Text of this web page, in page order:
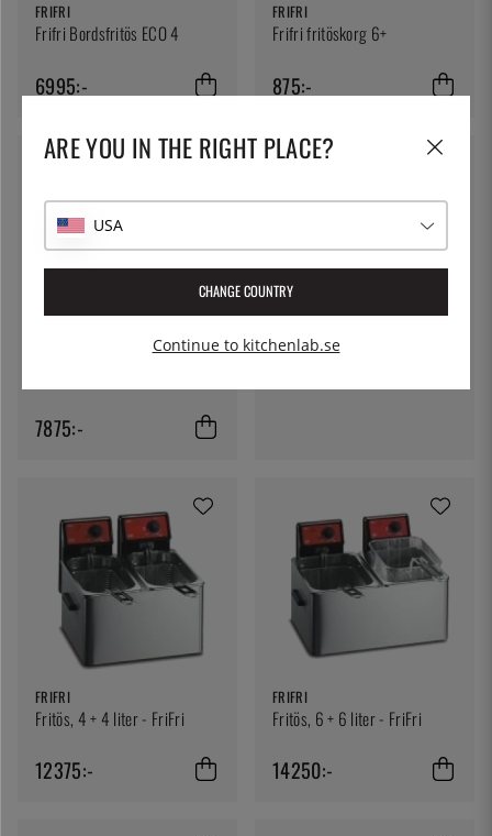
FRIFRI
Frifri Bordsfritös ECO 4
6995:-
FRIFRI
Frifri fritöskorg 6+
875:-
7875:-
HENDI
Induktionsfritös 2 x 8 L, Profi
Line - Hendi
FRIFRI
Fritös, 4 + 4 liter - FriFri
12375:-
FRIFRI
Fritös, 6 + 6 liter - FriFri
14250:-
ARE YOU IN THE RIGHT PLACE?
USA
CHANGE COUNTRY
Continue to kitchenlab.se